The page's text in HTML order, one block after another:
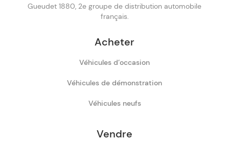
Gueudet 1880, 2e groupe de distribution automobile
français.
Acheter
Véhicules d’occasion
Véhicules de démonstration
Véhicules neufs
Vendre